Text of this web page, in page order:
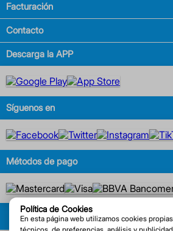
Política de Cookies
En esta página web utilizamos cookies
Facturación
Contacto
Descarga la APP
Síguenos en
Métodos de pago
© COPYRIGHT 2025. FARMACIAS DE SIMILARES
6666